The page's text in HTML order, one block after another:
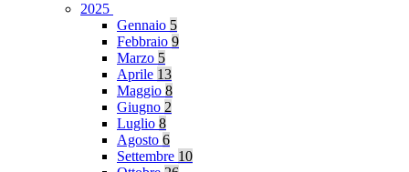
2025
Gennaio 5
Febbraio 9
Marzo 5
Aprile 13
Maggio 8
Giugno 2
Luglio 8
Agosto 6
Settembre 10